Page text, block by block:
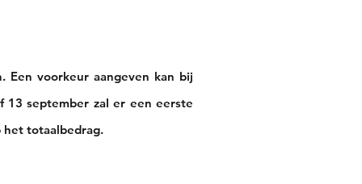
Een voorkeur aangeven kan bij
13 september zal er een eerste
het totaalbedrag.